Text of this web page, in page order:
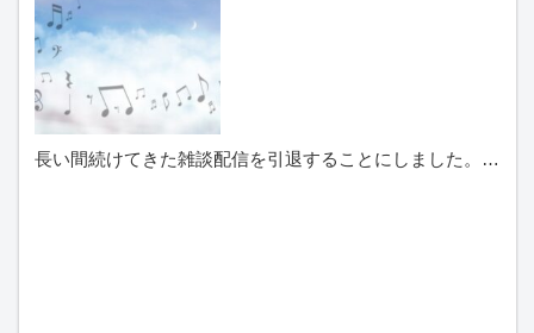
長い間続けてきた雑談配信を引退することにしました。…